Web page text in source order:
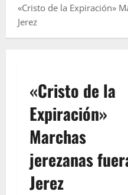
«Cristo de la Expiración»
Jerez
«Cristo de la
Expiración»
Marchas
jerezanas
Jerez